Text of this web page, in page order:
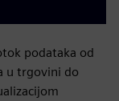
podataka od
u trgovini do